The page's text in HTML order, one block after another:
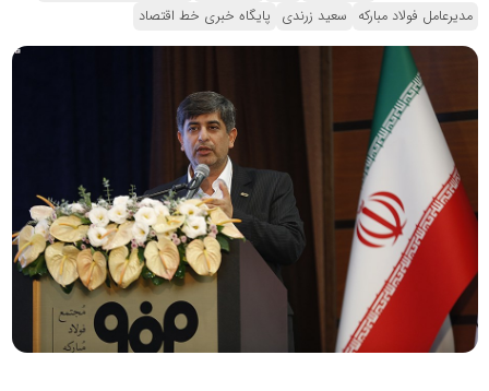
مدیرعامل فولاد مبارکه سعید زرندی پایگاه خبری خط اقتصاد